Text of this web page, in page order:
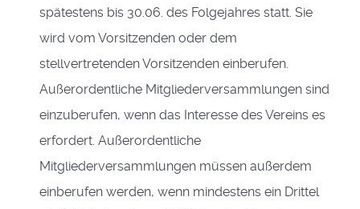
spätestens bis 30.06. des Folgejahres statt. Sie
wird vom Vorsitzenden oder dem
stellvertretenden Vorsitzenden einberufen.
Außerordentliche Mitgliederversammlungen sind
einzuberufen, wenn das Interesse des Vereins es
erfordert. Außerordentliche
Mitgliederversammlungen müssen außerdem
einberufen werden, wenn mindestens ein Drittel